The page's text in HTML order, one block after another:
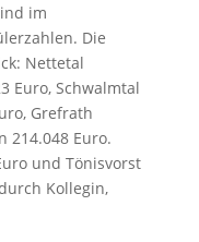
im
Die
Nettetal
Euro, Schwalmtal
Grefrath
214.048 Euro.
und Tönisvorst
Kollegin,